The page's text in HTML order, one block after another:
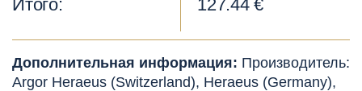
Итого: 127.44 €
Дополнительная информация: Производитель:
Argor Heraeus (Switzerland), Heraeus (Germany),